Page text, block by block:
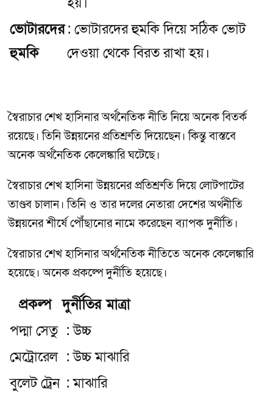
ভোটারদের
হুমকি
: ভোটারদের হুমকি দিয়ে সঠিক ভোট
দেওয়া থেকে বিরত রাখা হয়।
স্বৈরাচার শেখ হাসিনার অর্থনৈতিক নীতি নিয়ে অনেক বিতর্ক
রয়েছে। তিনি উন্নয়নের প্রতিশ্রুতি দিয়েছেন। কিন্তু বাস্তবে
অনেক অর্থনৈতিক কেলেঙ্কারি ঘটেছে।
স্বৈরাচার শেখ হাসিনা উন্নয়নের প্রতিশ্রুতি দিয়ে লোটপাটের
তাণ্ডব চালান। তিনি ও তার দলের নেতারা দেশের অর্থনীতি
উন্নয়নের শীর্ষে পৌঁছানোর নামে করেছেন ব্যাপক দুর্নীতি।
স্বৈরাচার শেখ হাসিনার অর্থনৈতিক নীতিতে অনেক কেলেঙ্কারি
হয়েছে। অনেক প্রকল্পে দুর্নীতি হয়েছে।
প্রকল্প দুর্নীতির মাত্রা
পদ্মা সেতু : উচ্চ
মেট্রোরেল : উচ্চ মাঝারি
বুলেট ট্রেন : মাঝারি